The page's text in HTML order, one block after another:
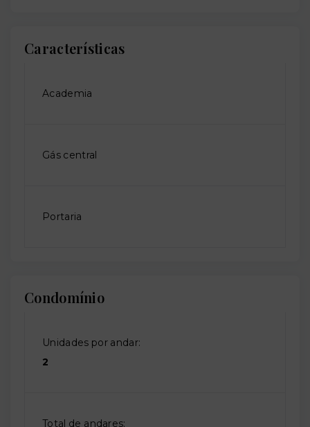
Características
Academia
Gás central
Portaria
Condomínio
Unidades por andar:
2
Total de andares: